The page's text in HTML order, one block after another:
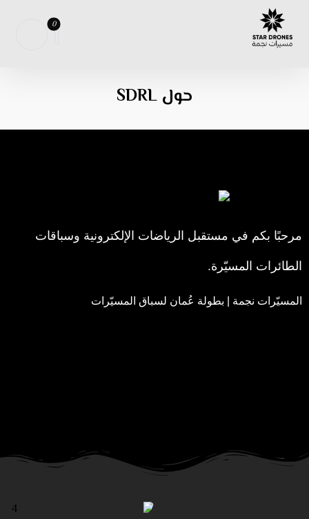
حول SDRL
مرحبًا بكم في مستقبل الرياضات الإلكترونية وسباقات
الطائرات المسيّرة.
المسيّرات نجمة | بطولة عُمان لسباق المسيّرات